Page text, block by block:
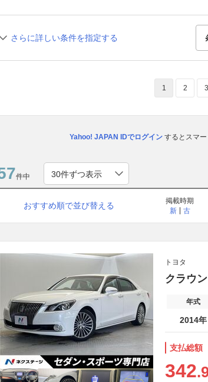
さらに詳しい条件を指定する
1 2 3
Yahoo! JAPAN IDでログインするとスマー
件中
おすすめ順で並び替える
掲載時期
新
古
トヨタ
クラウ
年式
2014年
支払総額
342